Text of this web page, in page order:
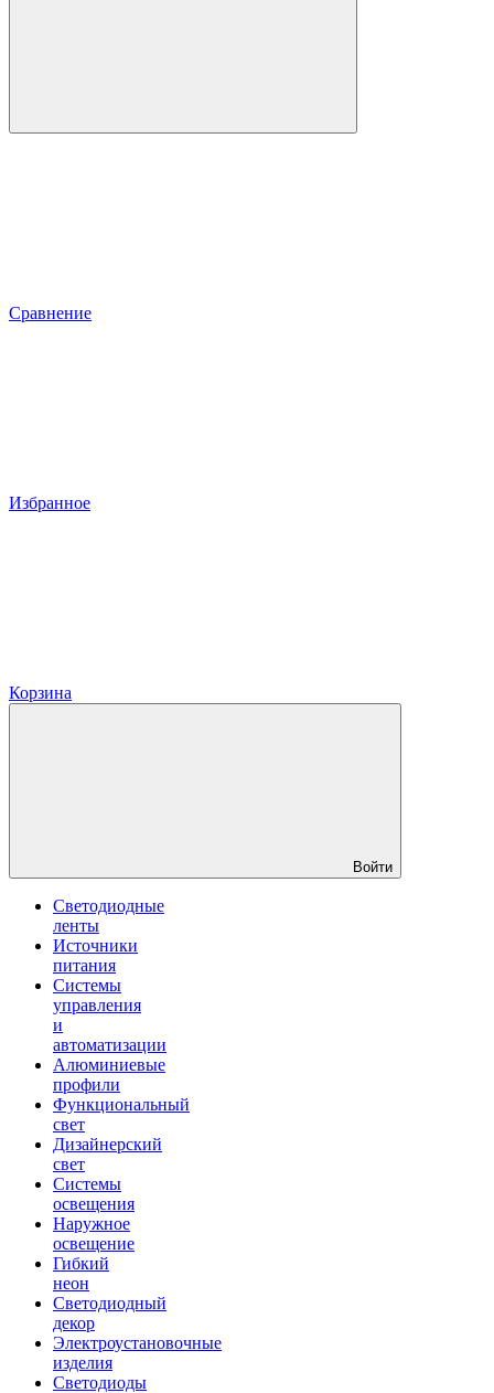
Сравнение
Избранное
Корзина
Войти
Светодиодные
ленты
Источники
питания
Системы
управления
и
автоматизации
Алюминиевые
профили
Функциональный
свет
Дизайнерский
свет
Системы
освещения
Наружное
освещение
Гибкий
неон
Светодиодный
декор
Электроустановочные
изделия
Светодиоды